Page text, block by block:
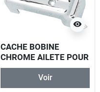
visibility
CACHE BOBINE
CHROME AILETE POUR
FXR
Voir